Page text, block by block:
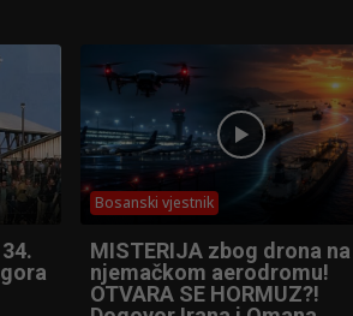
Bosanski vjestnik
MISTERIJA zbog drona na
njemačkom aerodromu!
OTVARA SE HORMUZ?!